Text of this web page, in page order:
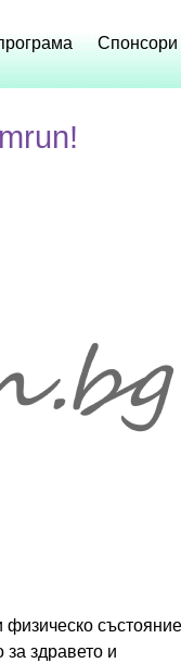
Спонсори
физическо
здравето и